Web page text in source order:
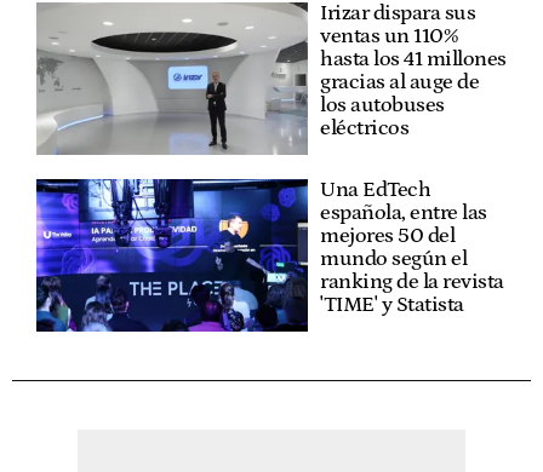
Irizar dispara sus
ventas un 110%
hasta los 41 millones
gracias al auge de
los autobuses
eléctricos
Una EdTech
española, entre las
mejores 50 del
mundo según el
ranking de la revista
'TIME' y Statista